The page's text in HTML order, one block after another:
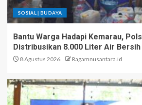
SOSIAL | BUDAYA
Bantu Warga Hadapi Kemarau,
Distribusikan 8.000 Liter Air Bersih
8 Agustus 2026 Ragamnusantara.id